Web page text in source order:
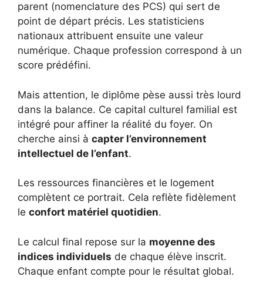
parent (nomenclature des PCS) qui sert de
point de départ précis. Les statisticiens
nationaux attribuent ensuite une valeur
numérique. Chaque profession correspond à un
score prédéfini.
Mais attention, le diplôme pèse aussi très lourd
dans la balance. Ce capital culturel familial est
intégré pour affiner la réalité du foyer. On
cherche ainsi à capter l’environnement
intellectuel de l’enfant.
Les ressources financières et le logement
complètent ce portrait. Cela reflète fidèlement
le confort matériel quotidien.
Le calcul final repose sur la moyenne des
indices individuels de chaque élève inscrit.
Chaque enfant compte pour le résultat global.